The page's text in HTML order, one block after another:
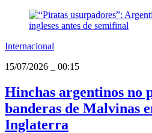
Internacional
15/07/2026
00:15
Hinchas argentinos no
banderas de Malvinas
Inglaterra